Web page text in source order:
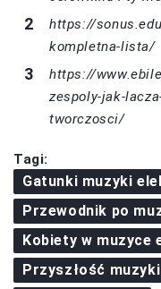
https://
kompletna-lista/
https://
zespoly-jak-
tworczosci/
Tagi:
Gatunki muzyki
Przewodnik po
Kobiety w muzyce
Przyszłość